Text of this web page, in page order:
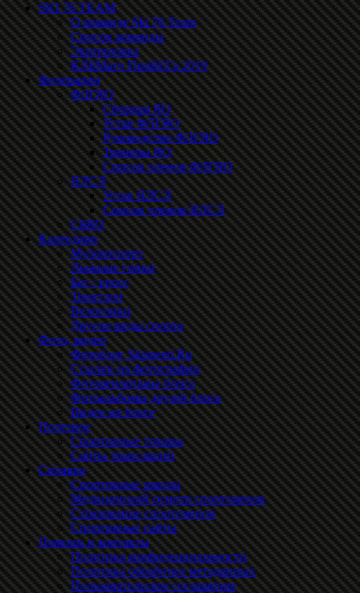
SKI 76 TEAM
О команде Ski 76 Team
Список команды
Экипировка
КЛБМатч ПроБЕГа 2019
Федерации
ФЛГЯО
Сборная ЯО
Устав ФЛГЯО
Руководство ФЛГЯО
Тренеры ЯО
Список членов ФЛГЯО
ЯЛСЛ
Устав ЯЛСЛ
Список членов ЯЛСЛ
СБЯО
Календари
Мультиспорт
Лыжные гонки
Бег / кросс
Триатлон
Велогонки
Другие виды спорта
Фото, видео
Фотоблог Skispeed.Ru
Ссылки на фотографии
Фоторепортажы блога
Фотоальбомы друзей блога
Видео на блоге
Полезное
Спортивные товары
Сайты трансляций
Справка
Спортивные школы
Медицинский осмотр спортсменов
Страхование спортсменов
Спортивные сайты
Помощь и контакты
Политика конфиденциальности
Политика обработки метаданных
Пользовательское соглашение